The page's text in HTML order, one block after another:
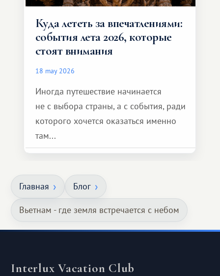
Куда лететь за впечатлениями:
события лета 2026, которые
стоят внимания
18 may 2026
Иногда путешествие начинается
не с выбора страны, а с события, ради
которого хочется оказаться именно
там...
Главная Блог
Вьетнам - где земля встречается с небом
Interlux Vacation Club